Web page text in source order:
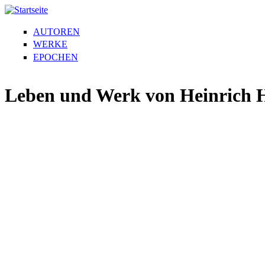
AUTOREN
WERKE
EPOCHEN
Leben und Werk von Heinrich